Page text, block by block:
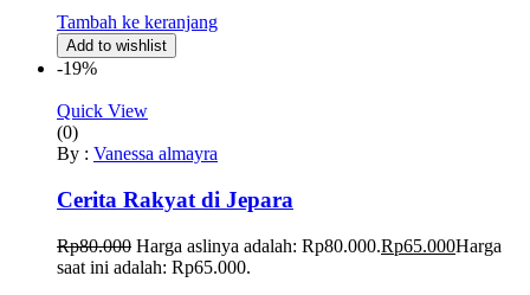
Tambah ke keranjang
Add to wishlist
-19%
Quick View
(0)
By : Vanessa almayra
Cerita Rakyat di Jepara
Rp80.000 Harga aslinya adalah: Rp80.000.Rp65.000Harga
saat ini adalah: Rp65.000.